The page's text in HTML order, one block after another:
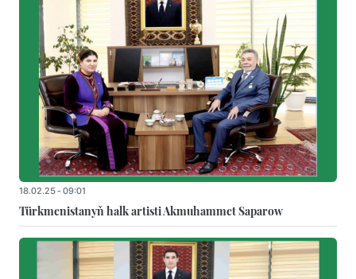
18.02.25 - 09:01
Türkmenistanyň halk artisti Akmuhammet Saparow